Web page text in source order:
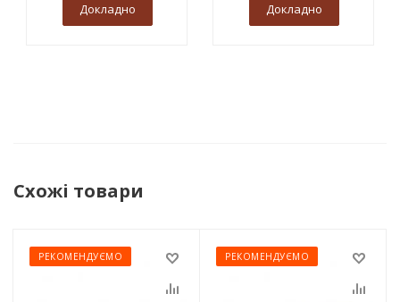
Докладно Докладно
Схожі товари
РЕКОМЕНДУЄМО РЕКОМЕНДУЄМО